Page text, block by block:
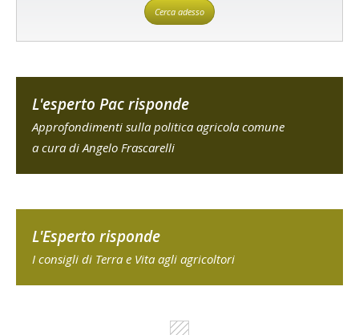
Cerca adesso
L'esperto Pac risponde
Approfondimenti sulla politica agricola comune
a cura di Angelo Frascarelli
L'Esperto risponde
I consigli di Terra e Vita agli agricoltori